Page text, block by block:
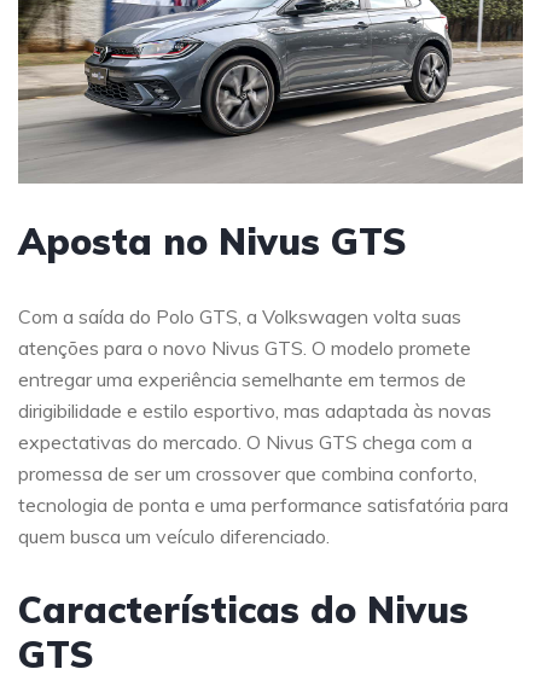
Aposta no Nivus GTS
Com a saída do Polo GTS, a Volkswagen volta suas
atenções para o novo Nivus GTS. O modelo promete
entregar uma experiência semelhante em termos de
dirigibilidade e estilo esportivo, mas adaptada às novas
expectativas do mercado. O Nivus GTS chega com a
promessa de ser um crossover que combina conforto,
tecnologia de ponta e uma performance satisfatória para
quem busca um veículo diferenciado.
Características do Nivus
GTS